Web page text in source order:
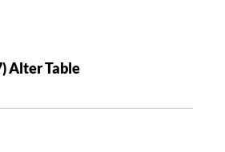
Alter Table